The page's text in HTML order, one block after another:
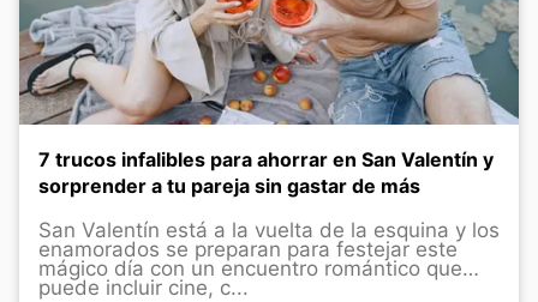
7 trucos infalibles para ahorrar en San Valentín y
sorprender a tu pareja sin gastar de más
San Valentín está a la vuelta de la esquina y los
enamorados se preparan para festejar este
mágico día con un encuentro romántico que
puede incluir cine, c...